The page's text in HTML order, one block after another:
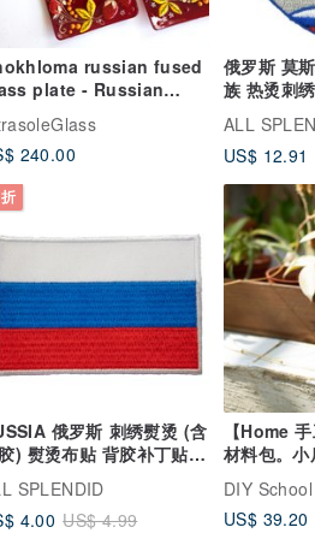
russian fused
plate - Russian
gifts from
240.00
俄罗斯 莫
族 热烫刺
烫贴 徽
ALL
US$ 12.91
罗斯 刺绣熨烫 (含
) 熨烫布贴 背胶补丁贴
衣
SPLENDID
4.00 US$ 4.99
【Home
材料包。小
绣线刺绣
US$ 39.20